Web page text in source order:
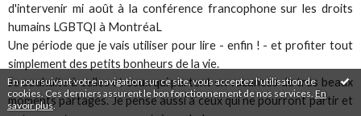
En poursuivant votre navigation sur ce site, vous acceptez l'utilisation de
cookies. Ces derniers assurent le bon fonctionnement de nos services. En
savoir plus.
d'intervenir mi août à la conférence francophone sur les droits
humains LGBTQI à MontréaL
Une période que je vais utiliser pour lire - enfin ! - et profiter tout
simplement des petits bonheurs de la vie.
Je souhaite à celles et ceux qui partent en vacances de très beaux
moments partagés. Je pense aussi à ceux qui ne pourront partir et